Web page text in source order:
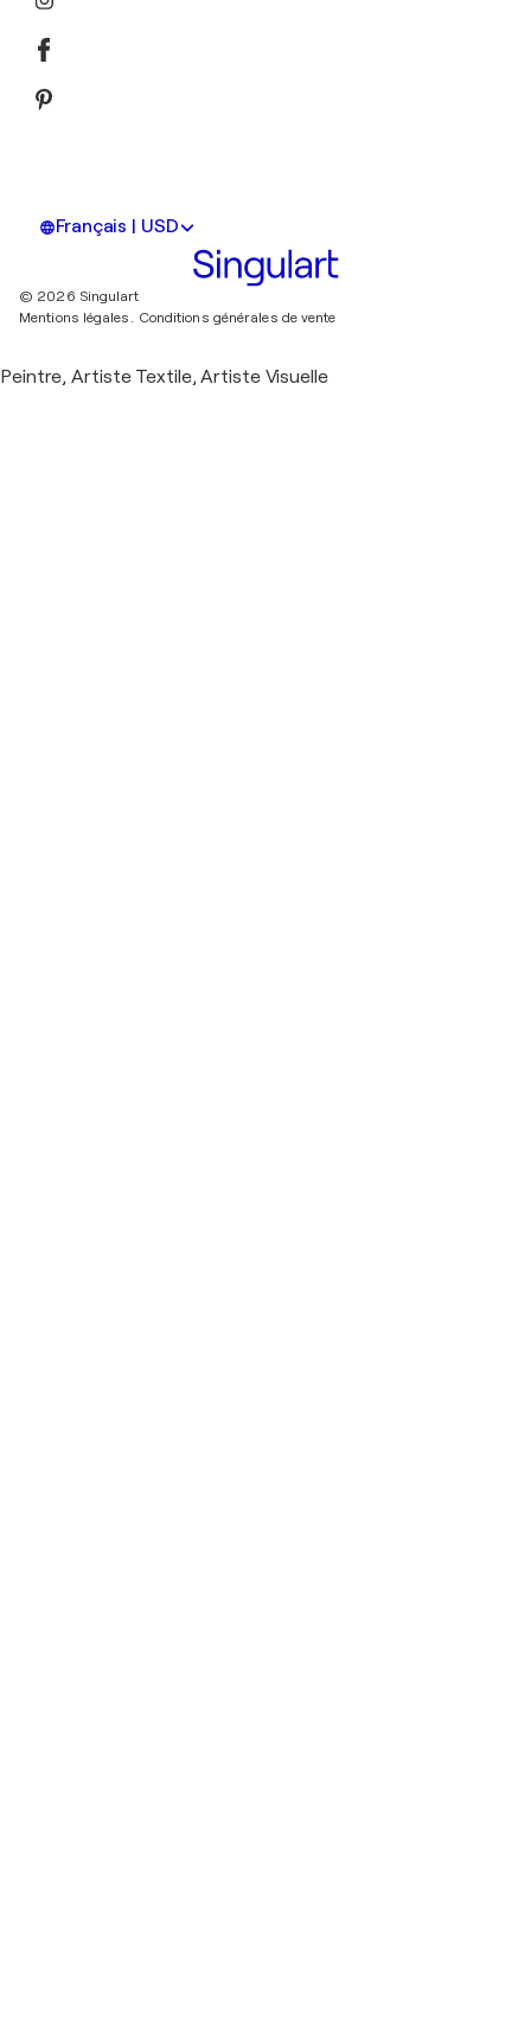
Français | USD
© 2026 Singulart
Mentions légales. Conditions générales de vente
Peintre, Artiste Textile, Artiste Visuelle